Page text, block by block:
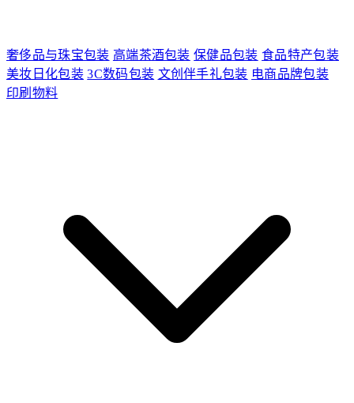
奢侈品与珠宝包装 高端茶酒包装 保健品包装 食品特产包装
美妆日化包装 3C数码包装 文创伴手礼包装 电商品牌包装
印刷物料